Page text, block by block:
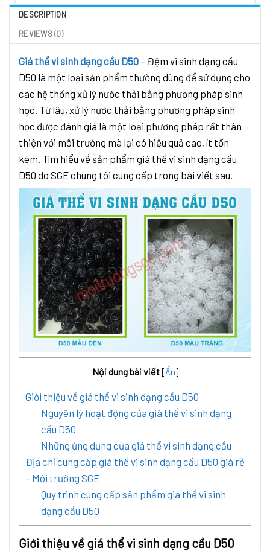
DESCRIPTION
REVIEWS (0)
Giá thể vi sinh dạng cầu D50 – Đệm vi sinh dạng cầu
D50 là một loại sản phẩm thường dùng để sử dụng cho
các hệ thống xử lý nước thải bằng phương pháp sinh
học. Từ lâu, xử lý nước thải bằng phương pháp sinh
học được đánh giá là một loại phương pháp rất thân
thiện với môi trường mà lại có hiệu quả cao, ít tốn
kém. Tìm hiểu về sản phẩm giá thể vi sinh dạng cầu
D50 do SGE chúng tôi cung cấp trong bài viết sau.
Nội dung bài viết[Ẩn]
Giới thiệu về giá thể vi sinh dạng cầu D50
Nguyên lý hoạt động của giá thể vi sinh dạng
cầu D50
Những ứng dụng của giá thể vi sinh dạng cầu
Địa chỉ cung cấp giá thể vi sinh dạng cầu D50 giá rẻ
– Môi trường SGE
Quy trình cung cấp sản phẩm giá thể vi sinh
dạng cầu D50
Giới thiệu về giá thể vi sinh dạng cầu D50